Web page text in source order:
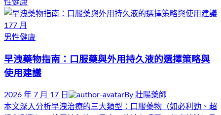
性健康
177 月
男性健康
早洩藥物指南：口服藥與外用持久液的選擇策略與
使用建議
2026 年 7 月 17 日 By 壯陽藥師
本文深入分析早洩治療的三大類型：口服藥物（如必利勁、超